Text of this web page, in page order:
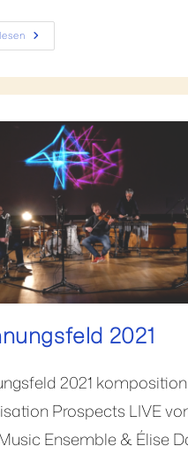
2021
2021
Prospects LIVE
Ensemble & Élise